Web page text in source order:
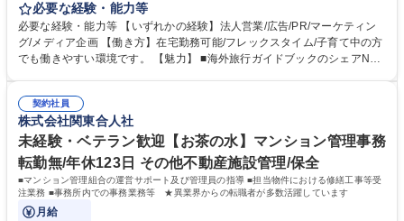
す。クライアントは、観光（海外旅行、国内旅行、インバウンド）で地域
や事業を推進したい国内外の行政や企業です。 【業務詳細】■『地球の歩
き方』は海外旅行ガイドブックのNo.1ブランドであり、国内旅行において
も牽引しております。観光推進支援においても、業界を牽引する意欲的な
に、インバウンドのトップブランドに成長しております■旅が業務であ
り、日常です。旅好きにはこれ以上ない環境です 募集職種 【企画営業/行
政・企業向け観光推進支援】旅行ガイドブック『地球の歩き方』
必要な経験・能力等
必要な経験・能力等 【いずれかの経験】法人営業/広告/PR/マーケティン
グ/メディア企画 【働き方】在宅勤務可能/フレックスタイム/子育て中の方
でも働きやすい環境です。 【魅力】 ■海外旅行ガイドブックのシェアNo.1
であり、「地球の歩き方」としてどう取り組むか、共に形を作るコアメン
バーとして活躍いただきます。 学歴・資格 学歴：大学院 大学 語学力： 資
格：
契約社員
株式会社関東合人社
未経験・ベテラン歓迎【お茶の水】マンション管理事務
転勤無/年休123日 その他不動産施設管理/保全
■マンション管理組合の運営サポート及び管理員の指導 ■担当物件における修繕工事等受
注業務 ■事務所内での事務業務等 ★異業界からの転職者が多数活躍しています
月給